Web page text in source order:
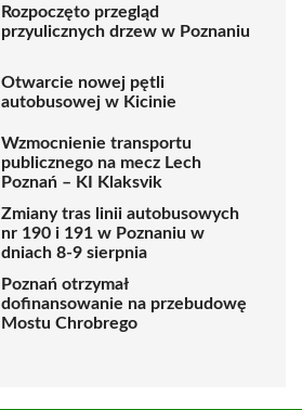
Rozpoczęto przegląd
przyulicznych drzew w Poznaniu
Otwarcie nowej pętli
autobusowej w Kicinie
Wzmocnienie transportu
publicznego na mecz Lech
Poznań – KI Klaksvik
Zmiany tras linii autobusowych
nr 190 i 191 w Poznaniu w
dniach 8-9 sierpnia
Poznań otrzymał
dofinansowanie na przebudowę
Mostu Chrobrego